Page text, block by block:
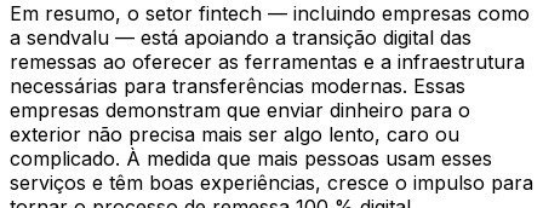
Em resumo, o setor fintech — incluindo empresas como
a sendvalu — está apoiando a transição digital das
remessas ao oferecer as ferramentas e a infraestrutura
necessárias para transferências modernas. Essas
empresas demonstram que enviar dinheiro para o
exterior não precisa mais ser algo lento, caro ou
complicado. À medida que mais pessoas usam esses
serviços e têm boas experiências, cresce o impulso para